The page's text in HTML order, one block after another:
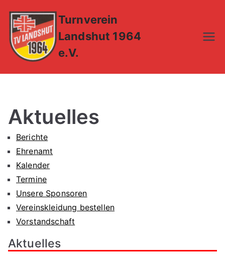
Inhalt
springen
Turnverein
Landshut 1964
e.V.
Aktuelles
Berichte
Ehrenamt
Kalender
Termine
Unsere Sponsoren
Vereinskleidung bestellen
Vorstandschaft
Aktuelles